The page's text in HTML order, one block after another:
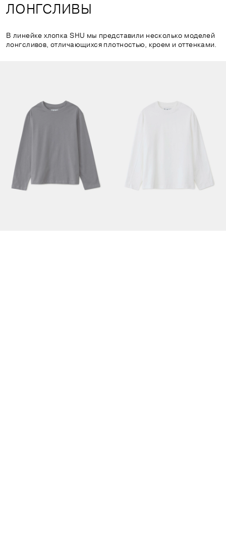
ЛОНГСЛИВЫ
В линейке хлопка SHU мы представили несколько моделей
лонгсливов, отличающихся плотностью, кроем и оттенками.